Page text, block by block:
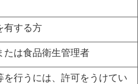
有する方
たは食品衛生管理者
を行うには、許可をうけてい